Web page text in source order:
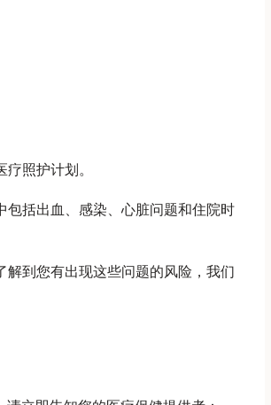
照护计划。
包括出血、感染、心脏问题和住院时
到您有出现这些问题的风险，我们